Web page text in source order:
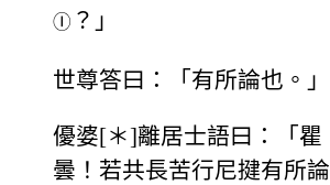
Ⓘ ？」
世尊答曰：「有所論也。」
優婆[＊]離居士語曰：「瞿
曇！若共長苦行尼揵有所論